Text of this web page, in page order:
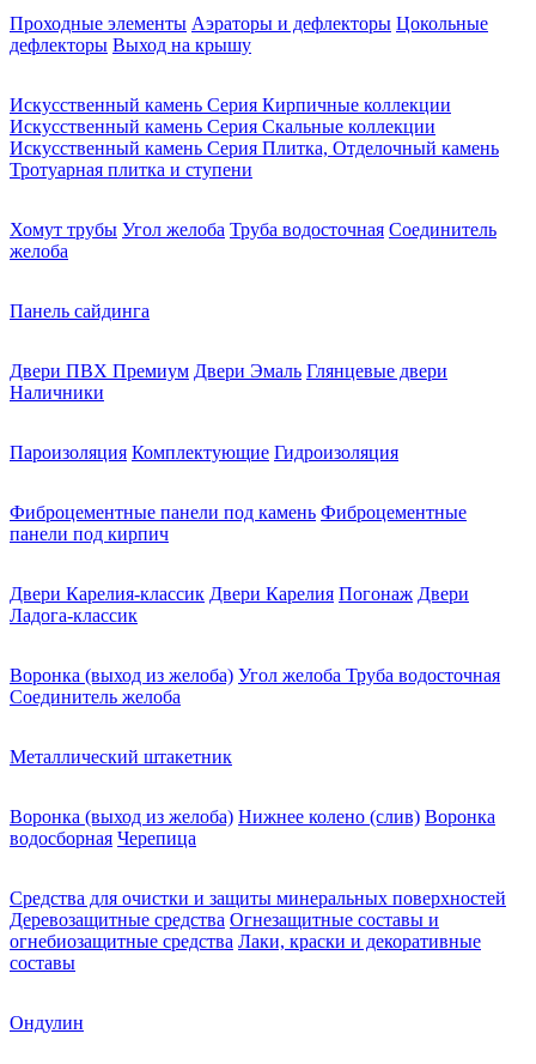
Проходные элементы Аэраторы и дефлекторы Цокольные
дефлекторы Выход на крышу
Искусственный камень Серия Кирпичные коллекции
Искусственный камень Серия Скальные коллекции
Искусственный камень Серия Плитка, Отделочный камень
Тротуарная плитка и ступени
Хомут трубы Угол желоба Труба водосточная Соединитель
желоба
Панель сайдинга
Двери ПВХ Премиум Двери Эмаль Глянцевые двери
Наличники
Пароизоляция Комплектующие Гидроизоляция
Фиброцементные панели под камень Фиброцементные
панели под кирпич
Двери Карелия-классик Двери Карелия Погонаж Двери
Ладога-классик
Воронка (выход из желоба) Угол желоба Труба водосточная
Соединитель желоба
Металлический штакетник
Воронка (выход из желоба) Нижнее колено (слив) Воронка
водосборная Черепица
Средства для очистки и защиты минеральных поверхностей
Деревозащитные средства Огнезащитные составы и
огнебиозащитные средства Лаки, краски и декоративные
составы
Ондулин